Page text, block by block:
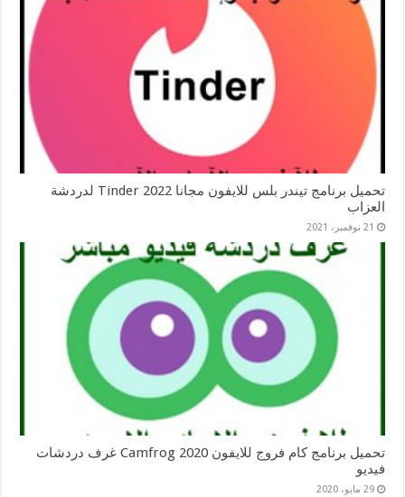
تحميل برنامج تيندر بلس للايفون مجانا 2022 Tinder لدردشة
العزاب
21 نوفمبر، 2021
تحميل برنامج كام فروج للايفون 2020 Camfrog غرف دردشات
فيديو
29 مايو، 2020